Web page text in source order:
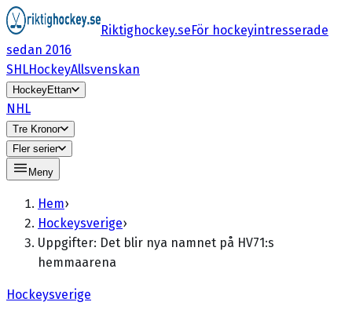
Riktighockey.seFör hockeyintresserade
sedan 2016
SHLHockeyAllsvenskan
HockeyEttan
NHL
Tre Kronor
Fler serier
Meny
Hem›
Hockeysverige›
Uppgifter: Det blir nya namnet på HV71:s
hemmaarena
Hockeysverige